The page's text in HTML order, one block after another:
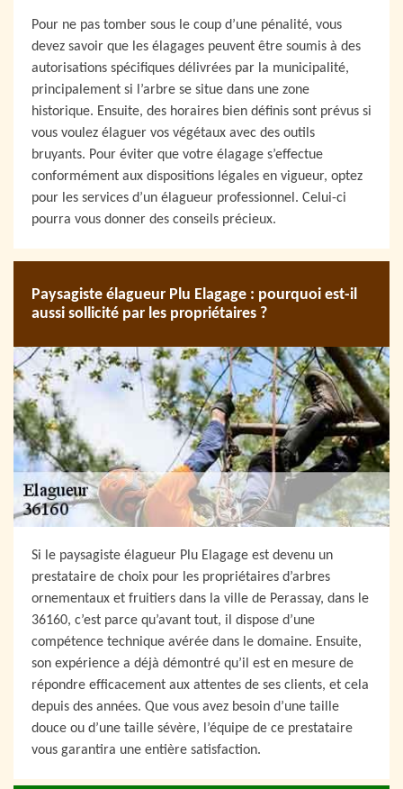
Pour ne pas tomber sous le coup d’une pénalité, vous
devez savoir que les élagages peuvent être soumis à des
autorisations spécifiques délivrées par la municipalité,
principalement si l’arbre se situe dans une zone
historique. Ensuite, des horaires bien définis sont prévus si
vous voulez élaguer vos végétaux avec des outils
bruyants. Pour éviter que votre élagage s’effectue
conformément aux dispositions légales en vigueur, optez
pour les services d’un élagueur professionnel. Celui-ci
pourra vous donner des conseils précieux.
Paysagiste élagueur Plu Elagage : pourquoi est-il
aussi sollicité par les propriétaires ?
Si le paysagiste élagueur Plu Elagage est devenu un
prestataire de choix pour les propriétaires d’arbres
ornementaux et fruitiers dans la ville de Perassay, dans le
36160, c’est parce qu’avant tout, il dispose d’une
compétence technique avérée dans le domaine. Ensuite,
son expérience a déjà démontré qu’il est en mesure de
répondre efficacement aux attentes de ses clients, et cela
depuis des années. Que vous avez besoin d’une taille
douce ou d’une taille sévère, l’équipe de ce prestataire
vous garantira une entière satisfaction.